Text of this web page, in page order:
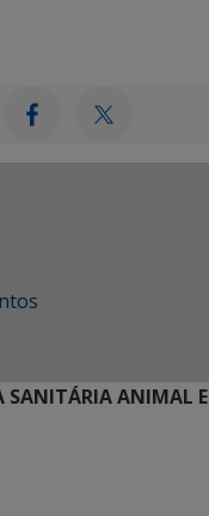
SANITÁRIA ANIMAL E